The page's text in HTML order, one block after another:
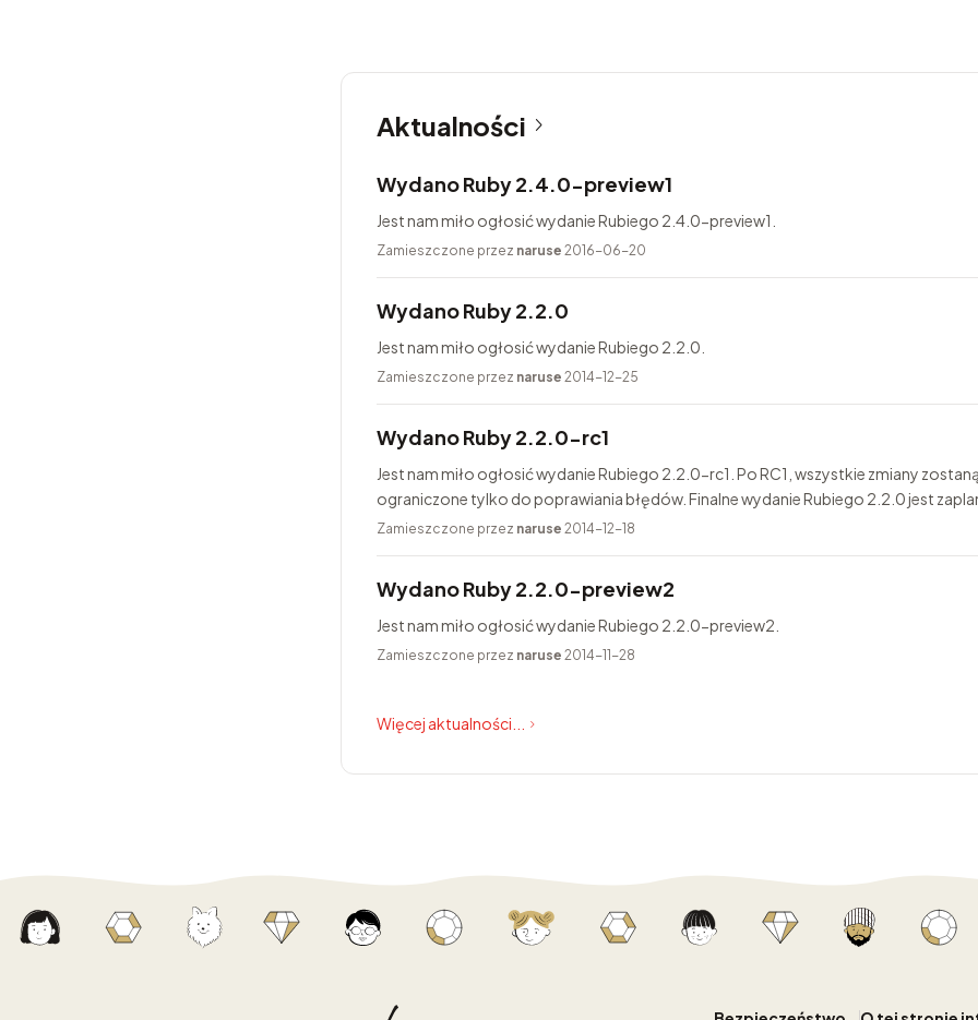
Aktualności
Wydano Ruby 2.4.0-preview1
Jest nam miło ogłosić wydanie Rubiego 2.4.0-preview1.
Zamieszczone przez naruse 2016-06-20
Wydano Ruby 2.2.0
Jest nam miło ogłosić wydanie Rubiego 2.2.0.
Zamieszczone przez naruse 2014-12-25
Wydano Ruby 2.2.0-rc1
Jest nam miło ogłosić wydanie Rubiego 2.2.0-rc1. Po RC1, wszystkie zmiany zostaną
ograniczone tylko do poprawiania błędów. Finalne wydanie Rubiego 2.2.0 jest
25...
Zamieszczone przez naruse 2014-12-18
Wydano Ruby 2.2.0-preview2
Jest nam miło ogłosić wydanie Rubiego 2.2.0-preview2.
Zamieszczone przez naruse 2014-11-28
Więcej aktualności...